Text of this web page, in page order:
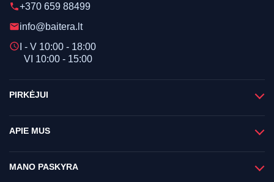
phone+370 659 88499
emailinfo@baitera.lt
schedule I - V 10:00 - 18:00
VI 10:00 - 15:00
PIRKĖJUI
APIE MUS
MANO PASKYRA